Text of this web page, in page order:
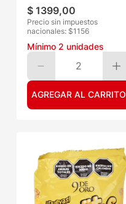
$ 1399,00
Precio sin impuestos
nacionales: $1156
Mínimo 2 unidades
2
AGREGAR AL CARRITO